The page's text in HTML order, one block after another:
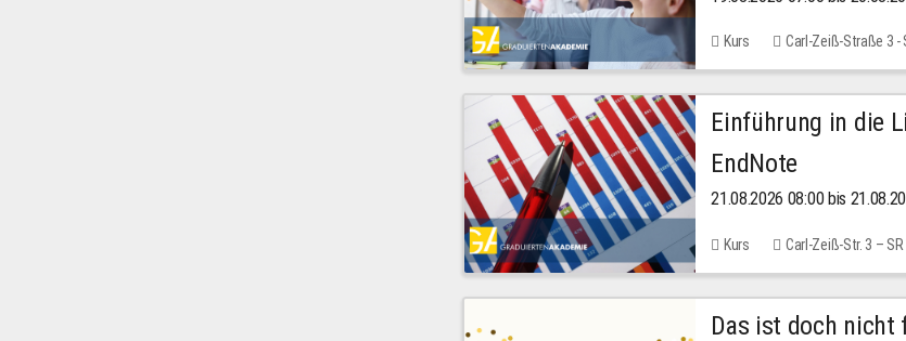
Kurs Carl-Zeiß-Straße 3 -
Einführung in die
EndNote
21.08.2026 08:00 bis
Kurs Carl-Zeiß-Str. 3 –
Das ist doch